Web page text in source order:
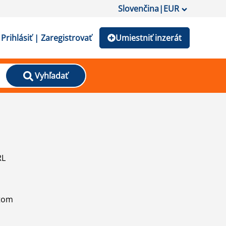
Slovenčina|EUR
Prihlásiť | Zaregistrovať Umiestniť inzerát
Vyhľadať